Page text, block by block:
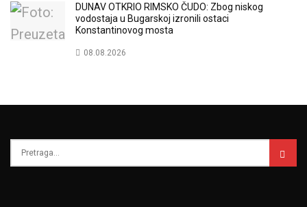
DUNAV OTKRIO RIMSKO ČUDO: Zbog niskog
vodostaja u Bugarskoj izronili ostaci
Konstantinovog mosta
08.08.2026